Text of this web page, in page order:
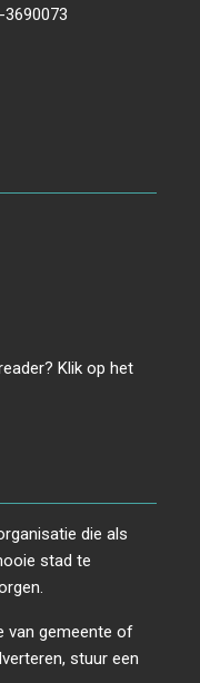
Klik op het
die als
stad te
van gemeente of
stuur een